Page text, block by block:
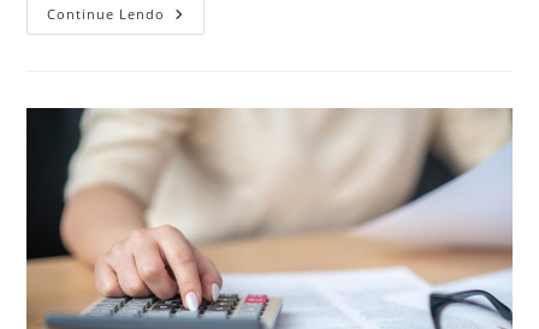
Continue Lendo Prazo
Para
Detalhes